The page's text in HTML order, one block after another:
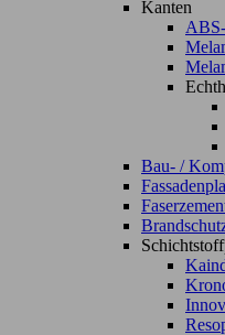
Kanten
Bau- /